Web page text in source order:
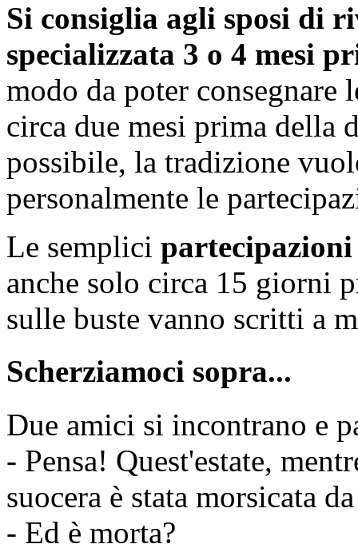
Si consiglia agli sposi di
specializzata 3 o 4 mesi
modo da poter consegnare
circa due mesi prima della
possibile, la tradizione
personalmente le
Le semplici partecipazioni
anche solo circa 15 giorni
sulle buste vanno scritti a
Scherziamoci sopra...
Due amici si incontrano e
- Pensa! Quest'estate,
suocera è stata morsicata
- Ed è morta?